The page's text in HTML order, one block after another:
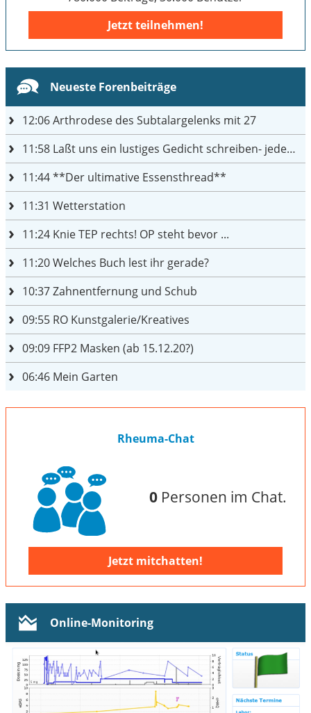
Jetzt teilnehmen!
Neueste Forenbeiträge
12:06Arthrodese des Subtalargelenks mit 27
11:58 Laßt uns ein lustiges Gedicht schreiben- jeder einen Satz
11:44**Der ultimative Essensthread**
11:31 Wetterstation
11:24 Knie TEP rechts! OP steht bevor ...
11:20Welches Buch lest ihr gerade?
10:37Zahnentfernung und Schub
09:55 RO Kunstgalerie/Kreatives
09:09 FFP2 Masken (ab 15.12.20?)
06:46 Mein Garten
Rheuma-Chat
0Personen im Chat.
Jetzt mitchatten!
Online-Monitoring